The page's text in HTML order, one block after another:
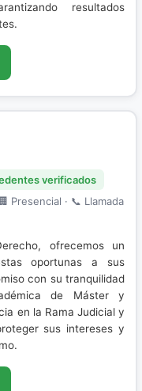
resultados
verificados
Presencial · 📞 Llamada
ofrecemos un
oportunas a sus
con su tranquilidad
de Máster y
en la Rama Judicial y
sus intereses y